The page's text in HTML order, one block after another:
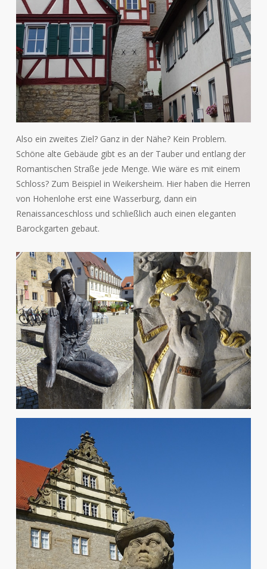
Also ein zweites Ziel? Ganz in der Nähe? Kein Problem.
Schöne alte Gebäude gibt es an der Tauber und entlang der
Romantischen Straße jede Menge. Wie wäre es mit einem
Schloss? Zum Beispiel in Weikersheim. Hier haben die Herren
von Hohenlohe erst eine Wasserburg, dann ein
Renaissanceschloss und schließlich auch einen eleganten
Barockgarten gebaut.